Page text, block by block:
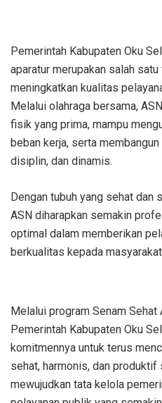
Pemerintah Kabupaten Oku
aparatur merupakan salah
meningkatkan kualitas
Melalui olahraga bersama,
fisik yang prima, mampu
beban kerja, serta
disiplin, dan dinamis.
Dengan tubuh yang sehat dan
ASN diharapkan semakin
optimal dalam memberikan
berkualitas kepada
Melalui program Senam Sehat
Pemerintah Kabupaten Oku
komitmennya untuk terus
sehat, harmonis, dan
mewujudkan tata kelola